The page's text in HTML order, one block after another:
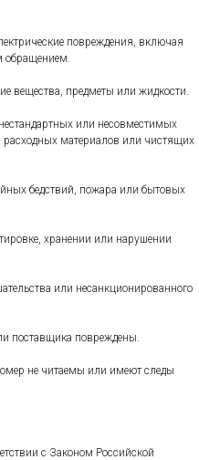
повреждения, включая
обращением.
вещества, предметы или жидкости.
или несовместимых
расходных материалов или чистящих
бедствий, пожара или бытовых
хранении или нарушении
или несанкционированного
поставщика повреждены.
не читаемы или имеют следы
с Законом Российской